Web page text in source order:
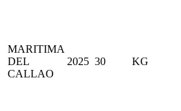
MARITIMA
DEL
CALLAO
2025 30 KG